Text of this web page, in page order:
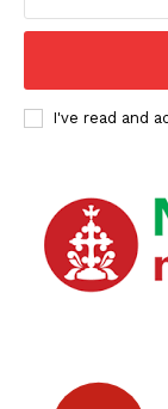
I've read and